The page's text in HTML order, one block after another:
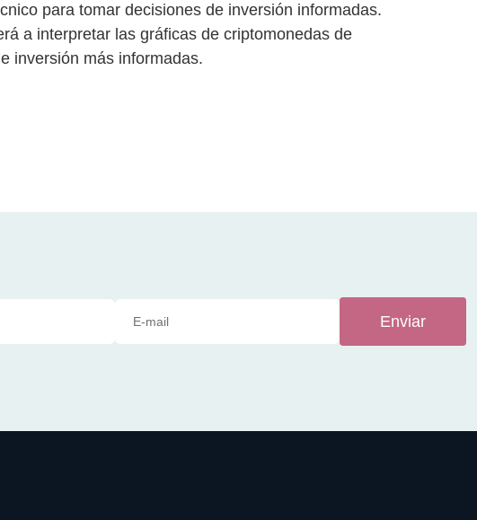
para tomar decisiones de inversión informadas.
a interpretar las gráficas de criptomonedas de
inversión más informadas.
Enviar